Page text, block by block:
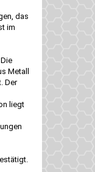
das
im
Metall
Der
liegt